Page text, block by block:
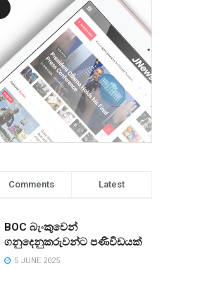
Comments Latest
BOC බැංකුවෙන්
ගනුදෙනුකරුවන්ට පණිවිඩයක්
5 JUNE 2025